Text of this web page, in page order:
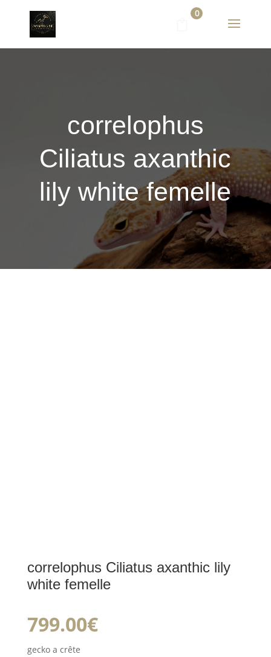
0
correlophus
Ciliatus axanthic
lily white femelle
correlophus Ciliatus axanthic lily
white femelle
799.00€
gecko a crête